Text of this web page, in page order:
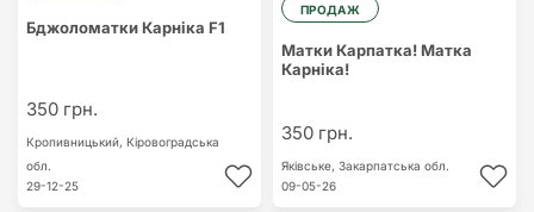
Бджоломатки Карніка F1
350 грн.
Кропивницький, Кіровоградська
обл.
29-12-25
ПРОДАЖ
Матки Карпатка! Матка
Карніка!
350 грн.
Яківське, Закарпатська обл.
09-05-26